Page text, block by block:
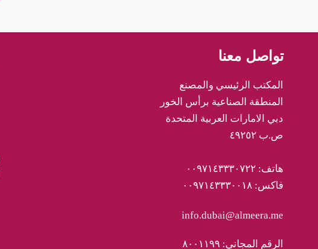
تواصل معنا
المكتب الرئيسي والمصنع
المنطقة الصناعية برأس الخور
دبي الامارات العربية المتحدة
ص.ب ٤٩٢٥٢
هاتف: ٠٠٩٧١٤٣٣٣٠٧٢٢
فاكس: ٠٠٩٧١٤٣٣٣٠٠١٨
info.dubai@almeera.me
الرقم المجاني: ٨٠٠١١٩٩